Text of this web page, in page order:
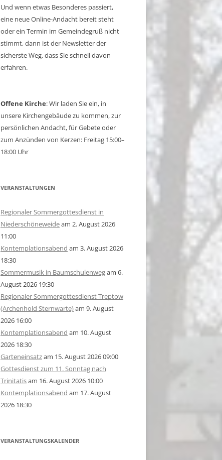
Und wenn etwas Besonderes passiert,
eine neue Online-Andacht bereit steht
oder ein Termin im Gemeindegruß nicht
stimmt, dann ist der Newsletter der
sicherste Weg, dass Sie schnell davon
erfahren.
Offene Kirche: Wir laden Sie ein, in
unsere Kirchengebäude zu kommen, zur
persönlichen Andacht, für Gebete oder
zum Anzünden von Kerzen: Freitag 15:00–
18:00 Uhr
VERANSTALTUNGEN
Regionaler Sommergottesdienst in
Niederschöneweideam 2. August 2026
11:00
Kontemplationsabend am 3. August 2026
18:30
Sommermusik in Baumschulenwegam 6.
August 2026 19:30
Regionaler Sommergottesdienst Treptow
(Archenhold Sternwarte)am 9. August
2026 16:00
Kontemplationsabend am 10. August
2026 18:30
Garteneinsatzam 15. August 2026 09:00
Gottesdienst zum 11. Sonntag nach
Trinitatisam 16. August 2026 10:00
Kontemplationsabend am 17. August
2026 18:30
VERANSTALTUNGSKALENDER